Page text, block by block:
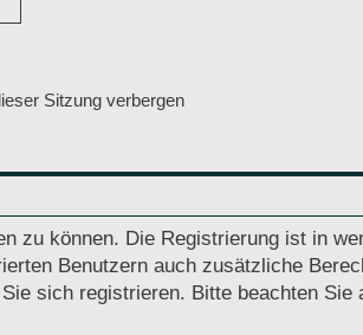
Sitzung verbergen
zu können. Die Registrierung ist in
Benutzern auch zusätzliche
sich registrieren. Bitte beachten